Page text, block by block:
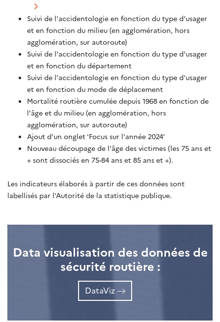
Suivi de l'accidentologie en fonction du type d'usager
et en fonction du milieu (en agglomération, hors
agglomération, sur autoroute)
Suivi de l'accidentologie en fonction du type d'usager
et en fonction du département
Suivi de l'accidentologie en fonction du type d'usager
et en fonction du mode de déplacement
Mortalité routière cumulée depuis 1968 en fonction de
l'âge et du milieu (en agglomération, hors
agglomération, sur autoroute)
Ajout d'un onglet 'Focus sur l'année 2024'
Nouveau découpage de l'âge des victimes (les 75 ans et
+ sont dissociés en 75-84 ans et 85 ans et +).
Les indicateurs élaborés à partir de ces données sont
labellisés par l'Autorité de la statistique publique.
Data visualisation des données de
sécurité routière :
DataViz